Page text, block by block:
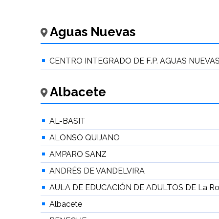
Aguas Nuevas
CENTRO INTEGRADO DE F.P. AGUAS NUEVAS
Albacete
AL-BASIT
ALONSO QUIJANO
AMPARO SANZ
ANDRÉS DE VANDELVIRA
AULA DE EDUCACIÓN DE ADULTOS DE La
Albacete